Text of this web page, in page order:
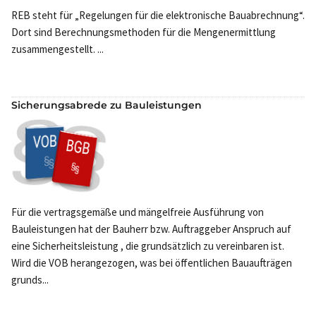
REB steht für „Regelungen für die elektronische Bauabrechnung“.
Dort sind Berechnungsmethoden für die Mengenermittlung
zusammengestellt. ...
Sicherungsabrede zu Bauleistungen
Für die vertragsgemäße und mängelfreie Ausführung von
Bauleistungen hat der Bauherr bzw. Auftraggeber Anspruch auf
eine Sicherheitsleistung , die grundsätzlich zu vereinbaren ist.
Wird die VOB herangezogen, was bei öffentlichen Bauaufträgen
grunds...